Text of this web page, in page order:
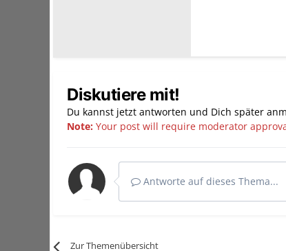
Diskutiere mit!
Du kannst jetzt antworten und Dich später
Note: Your post will require moderator
Antworte auf dieses Thema...
Zur Themenübersicht